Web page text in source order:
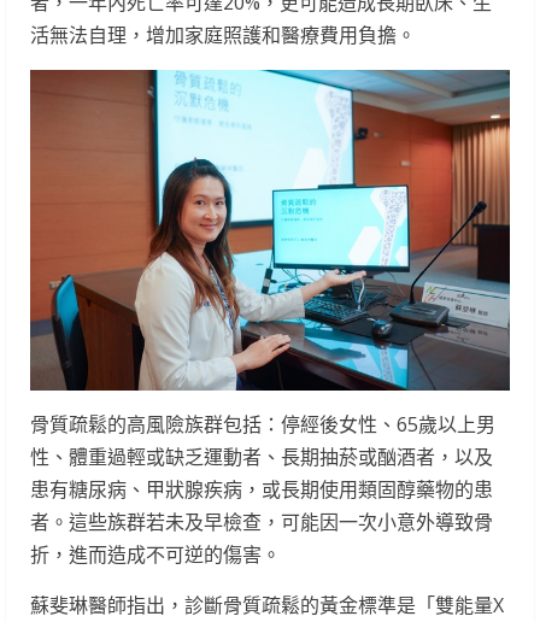
活無法自理，增加家庭照護和醫療費用負擔。
骨質疏鬆的高風險族群包括：停經後女性、65歲以上男
性、體重過輕或缺乏運動者、長期抽菸或酗酒者，以及
患有糖尿病、甲狀腺疾病，或長期使用類固醇藥物的患
者。這些族群若未及早檢查，可能因一次小意外導致骨
折，進而造成不可逆的傷害。
蘇斐琳醫師指出，診斷骨質疏鬆的黃金標準是「雙能量X